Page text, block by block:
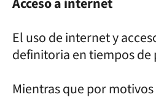
El uso de internet y
definitoria en tiempos de
Mientras que por